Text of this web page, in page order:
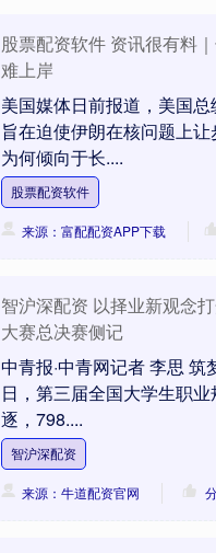
股票配资软件 资讯很有料
难上岸
美国媒体日前报道，美国
旨在迫使伊朗在核问题上
为何倾向于长....
股票配资软件
来源：富配配资APP下载
智沪深配资 以择业新观念
大赛总决赛侧记
中青报·中青网记者 李思
日，第三届全国大学生职
逐，798....
智沪深配资
来源：牛道配资官网